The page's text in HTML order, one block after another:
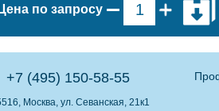
Цена по запросу
+7 (495) 150-58-55
Москва, ул. Севанская, 21к1